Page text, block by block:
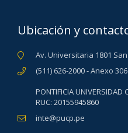
Ubicación y
Av. Universitaria 1801
(511) 626-2000 - Anexo
PONTIFICIA UNIVERSIDAD
RUC: 20155945860
inte@pucp.pe